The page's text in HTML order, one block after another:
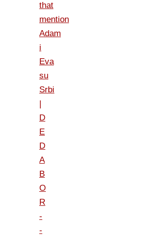
that
mention
Adam
i
Eva
su
Srbi
|
D
E
D
A
B
O
R
-
-